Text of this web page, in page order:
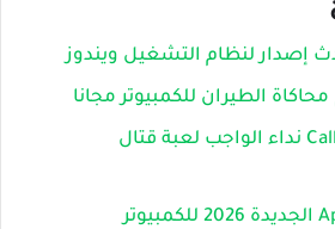
Call of Duty Rio Mod نداء الواجب لعبة قتال